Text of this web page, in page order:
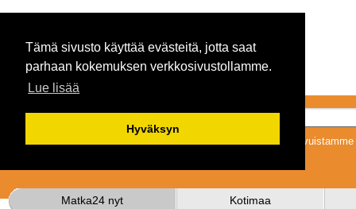
Tämä sivusto käyttää evästeitä, jotta saat
parhaan kokemuksen verkkosivustollamme.
Lue lisää
Hyväksyn
Tykkäämällä
Matka24 nyt Kotimaa